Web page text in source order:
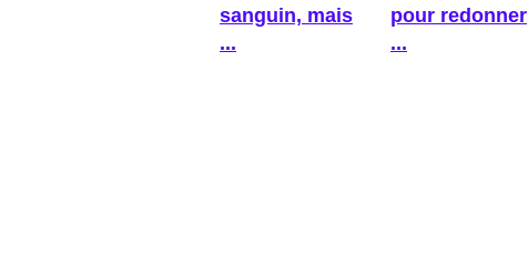
sanguin, mais
...
pour redonner
...